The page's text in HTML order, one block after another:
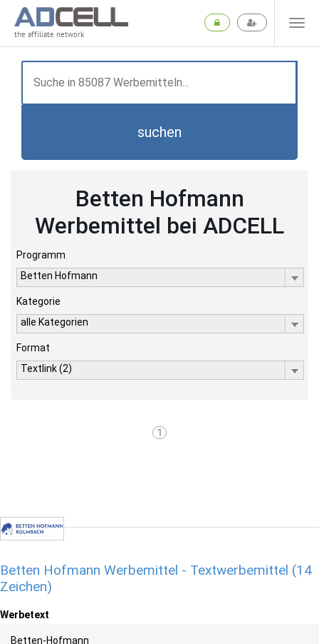
the affiliate network
suchen
Betten Hofmann
Werbemittel bei ADCELL
Programm
Betten Hofmann
Kategorie
alle Kategorien
Format
Textlink (2)
1
Betten Hofmann Werbemittel - Textwerbemittel (14
Zeichen)
Werbetext
Betten-Hofmann